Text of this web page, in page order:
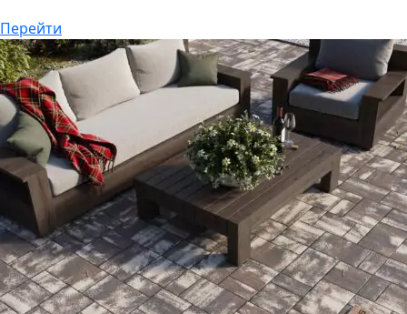
Тротуарная плитка
от1250₽
до1565 ₽
Перейти